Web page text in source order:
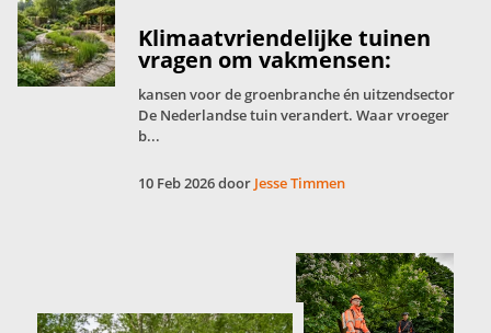
Klimaatvriendelijke tuinen
vragen om vakmensen:
kansen voor de groenbranche én uitzendsector
De Nederlandse tuin verandert. Waar vroeger
b...
10 Feb 2026 door Jesse Timmen